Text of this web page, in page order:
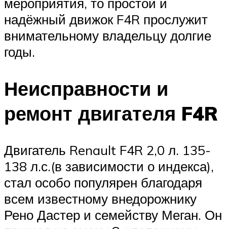
надёжный движок F4R прослужит
внимательному владельцу долгие
годы.
Неисправности и
ремонт двигателя F4R
Двигатель Renault F4R 2,0 л. 135-
138 л.с.(в зависимости о индекса),
стал особо популярен благодаря
всем известному внедорожнику
Рено Дастер и семейству Меган. Он